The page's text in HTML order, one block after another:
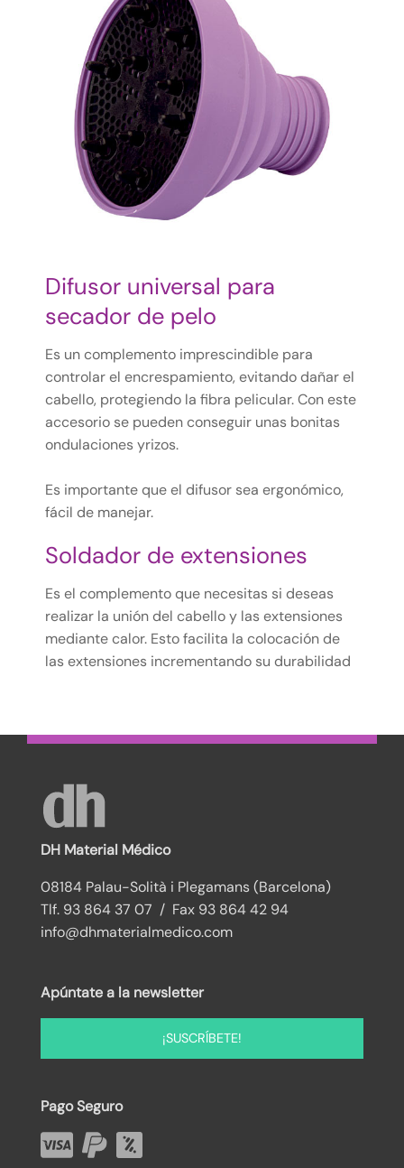
Difusor universal para
secador de pelo
Es un complemento imprescindible para
controlar el encrespamiento, evitando dañar el
cabello, protegiendo la fibra pelicular. Con este
accesorio se pueden conseguir unas bonitas
ondulaciones yrizos.
Es importante que el difusor sea ergonómico,
fácil de manejar.
Soldador de extensiones
Es el complemento que necesitas si deseas
realizar la unión del cabello y las extensiones
mediante calor. Esto facilita la colocación de
las extensiones incrementando su durabilidad
DH Material Médico
08184 Palau-Solità i Plegamans (Barcelona)
Tlf. 93 864 37 07 / Fax 93 864 42 94
info@dhmaterialmedico.com
Apúntate a la newsletter
¡SUSCRÍBETE!
Pago Seguro